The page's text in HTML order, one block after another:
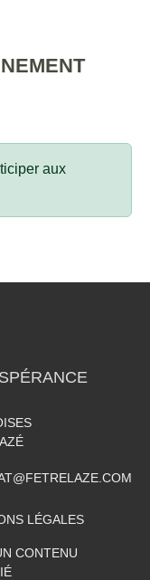
aux
LÉGALES
CONTENU